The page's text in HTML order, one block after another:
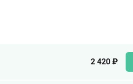
2 420 ₽